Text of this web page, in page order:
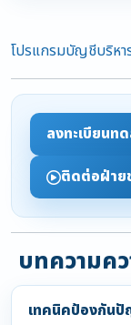
โปรแกรมบัญชีบริหา
ลงทะเบียนท
ติดต่อฝ่าย
บทความค
เทคนิคป้องกันปั